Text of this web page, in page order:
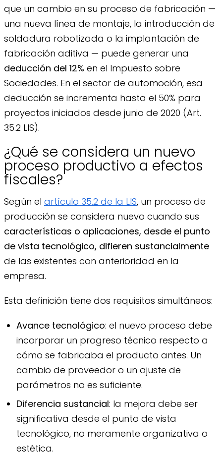
que un cambio en su proceso de fabricación —
una nueva línea de montaje, la introducción de
soldadura robotizada o la implantación de
fabricación aditiva — puede generar una
deducción del 12% en el Impuesto sobre
Sociedades. En el sector de automoción, esa
deducción se incrementa hasta el 50% para
proyectos iniciados desde junio de 2020 (Art.
35.2 LIS).
¿Qué se considera un nuevo
proceso productivo a efectos
fiscales?
Según el artículo 35.2 de la LIS, un proceso de
producción se considera nuevo cuando sus
características o aplicaciones, desde el punto
de vista tecnológico, difieren sustancialmente
de las existentes con anterioridad en la
empresa.
Esta definición tiene dos requisitos simultáneos:
Avance tecnológico: el nuevo proceso debe
incorporar un progreso técnico respecto a
cómo se fabricaba el producto antes. Un
cambio de proveedor o un ajuste de
parámetros no es suficiente.
Diferencia sustancial: la mejora debe ser
significativa desde el punto de vista
tecnológico, no meramente organizativa o
estética.